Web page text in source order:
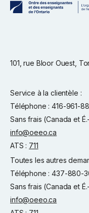
101, rue Bloor Ouest,
Service à la clientèle :
Téléphone : 416-961-
Sans frais (Canada et
info@oeeo.ca
ATS : 711
Toutes les autres
Téléphone : 437-880-
Sans frais (Canada et
info@oeeo.ca